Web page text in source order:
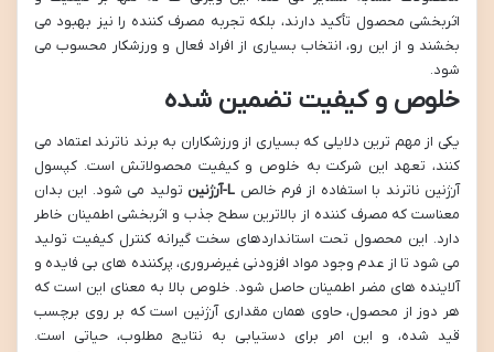
اثربخشی محصول تأکید دارند، بلکه تجربه مصرف کننده را نیز بهبود می
بخشند و از این رو، انتخاب بسیاری از افراد فعال و ورزشکار محسوب می
شود.
خلوص و کیفیت تضمین شده
یکی از مهم ترین دلایلی که بسیاری از ورزشکاران به برند ناترند اعتماد می
کنند، تعهد این شرکت به خلوص و کیفیت محصولاتش است. کپسول
آرژنین ناترند با استفاده از فرم خالص L-آرژنین
تولید می شود. این بدان
معناست که مصرف کننده از بالاترین سطح جذب و اثربخشی اطمینان خاطر
دارد. این محصول تحت استانداردهای سخت گیرانه کنترل کیفیت تولید
می شود تا از عدم وجود مواد افزودنی غیرضروری، پرکننده های بی فایده و
آلاینده های مضر اطمینان حاصل شود. خلوص بالا به معنای این است که
هر دوز از محصول، حاوی همان مقداری آرژنین است که بر روی برچسب
قید شده، و این امر برای دستیابی به نتایج مطلوب، حیاتی است.